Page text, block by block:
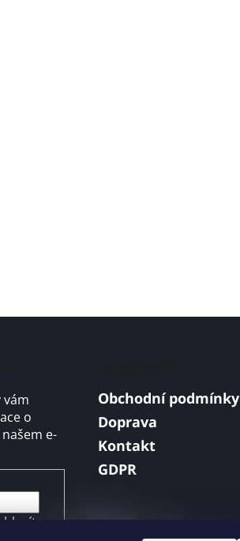
vám
o
e-
s
Obchodní podmínky
Doprava
Kontakt
GDPR